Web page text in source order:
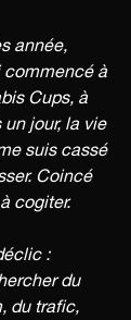
année,
commencé à
Cups, à
jour, la vie
suis cassé
Coincé
cogiter.
:
du
du trafic,